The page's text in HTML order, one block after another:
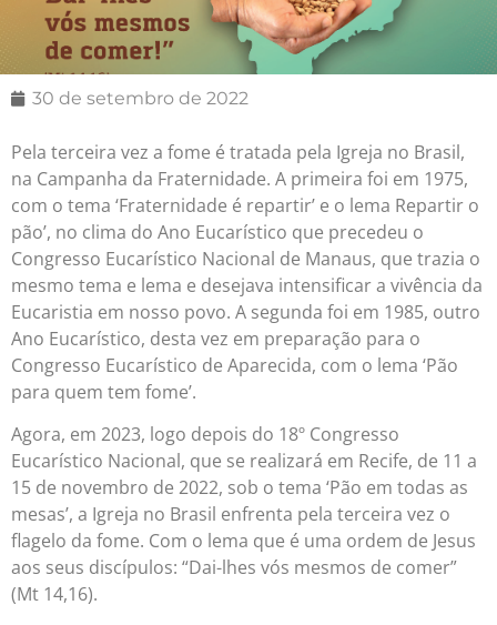
30 de setembro de 2022
Pela terceira vez a fome é tratada pela Igreja no Brasil,
na Campanha da Fraternidade. A primeira foi em 1975,
com o tema ‘Fraternidade é repartir’ e o lema Repartir o
pão’, no clima do Ano Eucarístico que precedeu o
Congresso Eucarístico Nacional de Manaus, que trazia o
mesmo tema e lema e desejava intensificar a vivência da
Eucaristia em nosso povo. A segunda foi em 1985, outro
Ano Eucarístico, desta vez em preparação para o
Congresso Eucarístico de Aparecida, com o lema ‘Pão
para quem tem fome’.
Agora, em 2023, logo depois do 18º Congresso
Eucarístico Nacional, que se realizará em Recife, de 11 a
15 de novembro de 2022, sob o tema ‘Pão em todas as
mesas’, a Igreja no Brasil enfrenta pela terceira vez o
flagelo da fome. Com o lema que é uma ordem de Jesus
aos seus discípulos: “Dai-lhes vós mesmos de comer”
(Mt 14,16).